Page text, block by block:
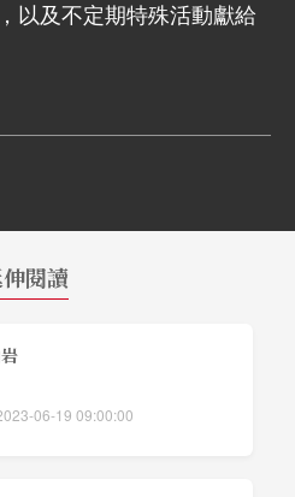
以及不定期特殊活動獻給
閱讀
06-19 09:00:00